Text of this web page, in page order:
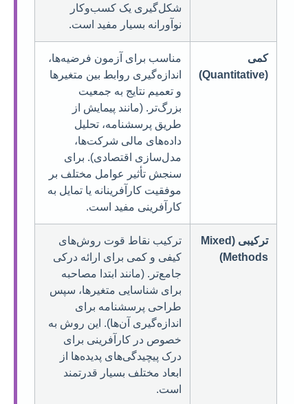
شکل‌گیری یک کسب‌وکار
نوآورانه بسیار مفید است.
کمی
(Quantitative)
مناسب برای آزمون فرضیه‌ها،
اندازه‌گیری روابط بین متغیرها
و تعمیم نتایج به جمعیت
بزرگ‌تر. (مانند پیمایش از
طریق پرسشنامه، تحلیل
داده‌های مالی شرکت‌ها،
مدل‌سازی اقتصادی). برای
سنجش تأثیر عوامل مختلف بر
موفقیت کارآفرینانه یا تمایل به
کارآفرینی مفید است.
ترکیبی (Mixed
Methods)
ترکیب نقاط قوت روش‌های
کیفی و کمی برای ارائه درکی
جامع‌تر. (مانند ابتدا مصاحبه
برای شناسایی متغیرها، سپس
طراحی پرسشنامه برای
اندازه‌گیری آن‌ها). این روش به
خصوص در کارآفرینی برای
درک پیچیدگی‌های پدیده‌ها از
ابعاد مختلف بسیار قدرتمند
است.